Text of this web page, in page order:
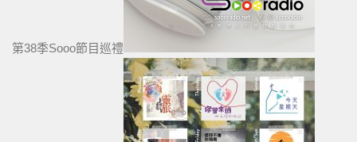
第38季Sooo節目巡禮